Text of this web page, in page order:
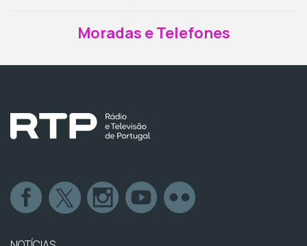
Moradas e Telefones